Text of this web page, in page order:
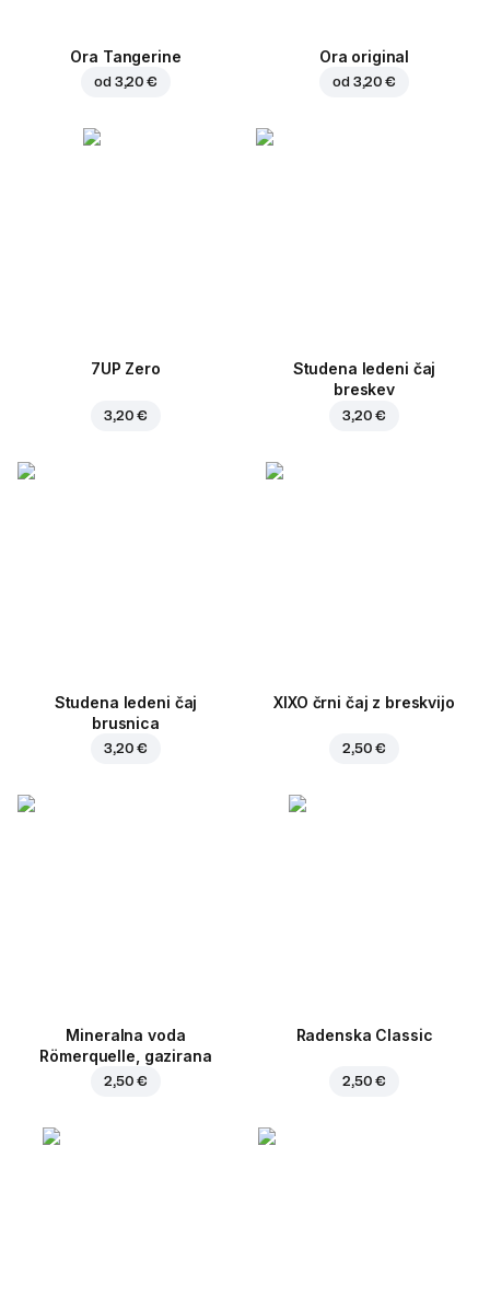
Ora Tangerine
od 3,20 €
Ora original
od 3,20 €
7UP Zero
3,20 €
Studena ledeni čaj
breskev
3,20 €
Studena ledeni čaj
brusnica
3,20 €
XIXO črni čaj z breskvijo
2,50 €
Mineralna voda
Römerquelle, gazirana
2,50 €
Radenska Classic
2,50 €